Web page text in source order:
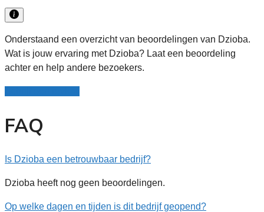
Onderstaand een overzicht van beoordelingen van Dzioba.
Wat is jouw ervaring met Dzioba? Laat een beoordeling
achter en help andere bezoekers.
FAQ
Is Dzioba een betrouwbaar bedrijf?
Dzioba heeft nog geen beoordelingen.
Op welke dagen en tijden is dit bedrijf geopend?